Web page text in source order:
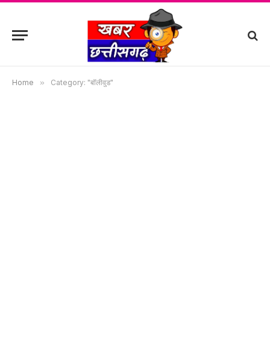
Home » Category: "बॉलीवुड"